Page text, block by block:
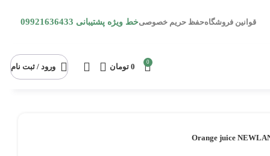
قوانین فروشگاهحفظ حریم خصوصیخط ویژه پشتیبانی 09921636433
0
0 تومان ورود / ثبت نام